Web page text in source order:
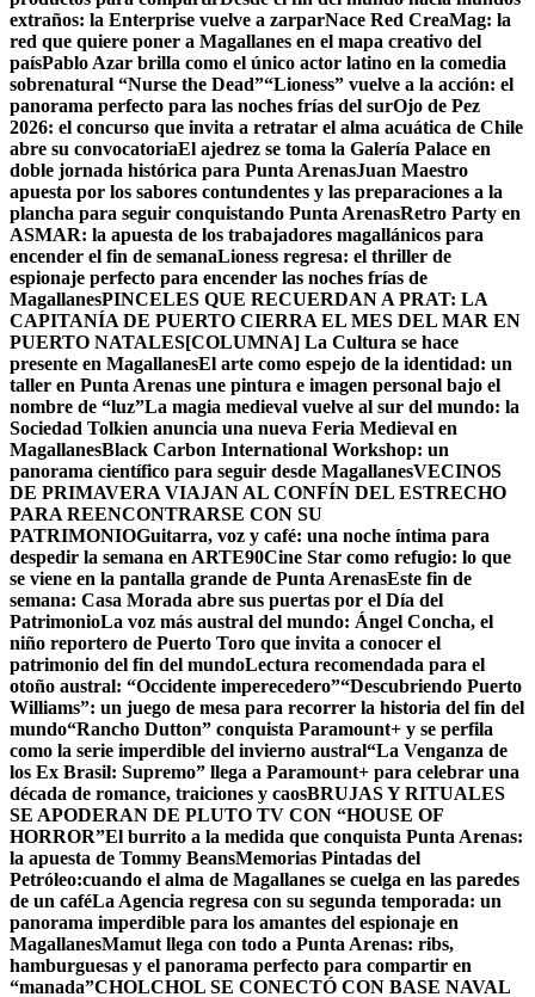
extraños: la Enterprise vuelve a zarparNace Red CreaMag: la
red que quiere poner a Magallanes en el mapa creativo del
paísPablo Azar brilla como el único actor latino en la comedia
sobrenatural “Nurse the Dead”“Lioness” vuelve a la acción: el
panorama perfecto para las noches frías del surOjo de Pez
2026: el concurso que invita a retratar el alma acuática de Chile
abre su convocatoriaEl ajedrez se toma la Galería Palace en
doble jornada histórica para Punta ArenasJuan Maestro
apuesta por los sabores contundentes y las preparaciones a la
plancha para seguir conquistando Punta ArenasRetro Party en
ASMAR: la apuesta de los trabajadores magallánicos para
encender el fin de semanaLioness regresa: el thriller de
espionaje perfecto para encender las noches frías de
MagallanesPINCELES QUE RECUERDAN A PRAT: LA
CAPITANÍA DE PUERTO CIERRA EL MES DEL MAR EN
PUERTO NATALES[COLUMNA] La Cultura se hace
presente en MagallanesEl arte como espejo de la identidad: un
taller en Punta Arenas une pintura e imagen personal bajo el
nombre de “luz”La magia medieval vuelve al sur del mundo: la
Sociedad Tolkien anuncia una nueva Feria Medieval en
MagallanesBlack Carbon International Workshop: un
panorama científico para seguir desde MagallanesVECINOS
DE PRIMAVERA VIAJAN AL CONFÍN DEL ESTRECHO
PARA REENCONTRARSE CON SU
PATRIMONIOGuitarra, voz y café: una noche íntima para
despedir la semana en ARTE90Cine Star como refugio: lo que
se viene en la pantalla grande de Punta ArenasEste fin de
semana: Casa Morada abre sus puertas por el Día del
PatrimonioLa voz más austral del mundo: Ángel Concha, el
niño reportero de Puerto Toro que invita a conocer el
patrimonio del fin del mundoLectura recomendada para el
otoño austral: “Occidente imperecedero”“Descubriendo Puerto
Williams”: un juego de mesa para recorrer la historia del fin del
mundo“Rancho Dutton” conquista Paramount+ y se perfila
como la serie imperdible del invierno austral“La Venganza de
los Ex Brasil: Supremo” llega a Paramount+ para celebrar una
década de romance, traiciones y caosBRUJAS Y RITUALES
SE APODERAN DE PLUTO TV CON “HOUSE OF
HORROR”El burrito a la medida que conquista Punta Arenas:
la apuesta de Tommy BeansMemorias Pintadas del
Petróleo:cuando el alma de Magallanes se cuelga en las paredes
de un caféLa Agencia regresa con su segunda temporada: un
panorama imperdible para los amantes del espionaje en
MagallanesMamut llega con todo a Punta Arenas: ribs,
hamburguesas y el panorama perfecto para compartir en
“manada”CHOLCHOL SE CONECTÓ CON BASE NAVAL